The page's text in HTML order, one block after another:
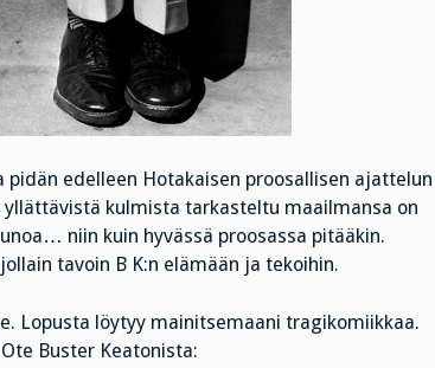
edelleen Hotakaisen proosallisen ajattelun
kulmista tarkasteltu maailmansa on
niin kuin hyvässä proosassa pitääkin.
tavoin B K:n elämään ja tekoihin.
Lopusta löytyy mainitsemaani tragikomiikkaa.
Buster Keatonista: